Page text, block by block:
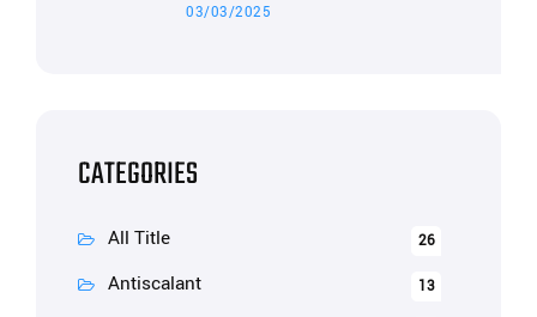
03/03/2025
CATEGORIES
All Title 26
Antiscalant 13